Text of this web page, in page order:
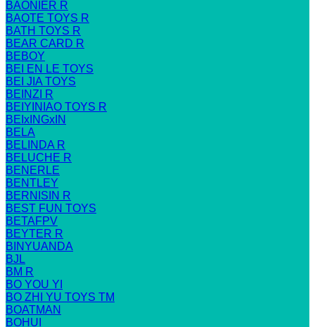
BAONIER R
BAOTE TOYS R
BATH TOYS R
BEAR CARD R
BEBOY
BEI EN LE TOYS
BEI JIA TOYS
BEINZI R
BEIYINIAO TOYS R
BEIxINGxIN
BELA
BELINDA R
BELUCHE R
BENERLE
BENTLEY
BERNISIN R
BEST FUN TOYS
BETAFPV
BEYTER R
BINYUANDA
BJL
BM R
BO YOU YI
BO ZHI YU TOYS TM
BOATMAN
BOHUI